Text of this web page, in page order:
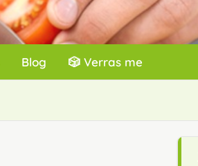
Blog 🎲 Verras me